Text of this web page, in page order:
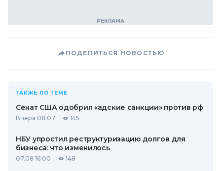
ПОДЕЛИТЬСЯ НОВОСТЬЮ
ТАКЖЕ ПО ТЕМЕ
Сенат США одобрил «адские санкции» против рф
Вчера 08:07 145
НБУ упростил реструктуризацию долгов для
бизнеса: что изменилось
07.08 16:00 148